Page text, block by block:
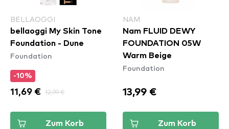
BELLAOGGI
bellaoggi My Skin Tone
Foundation - Dune
Foundation
-10%
11,69 € 12,99 €
Zum Korb
NAM
Nam FLUID DEWY
FOUNDATION 05W
Warm Beige
Foundation
13,99 €
Zum Korb